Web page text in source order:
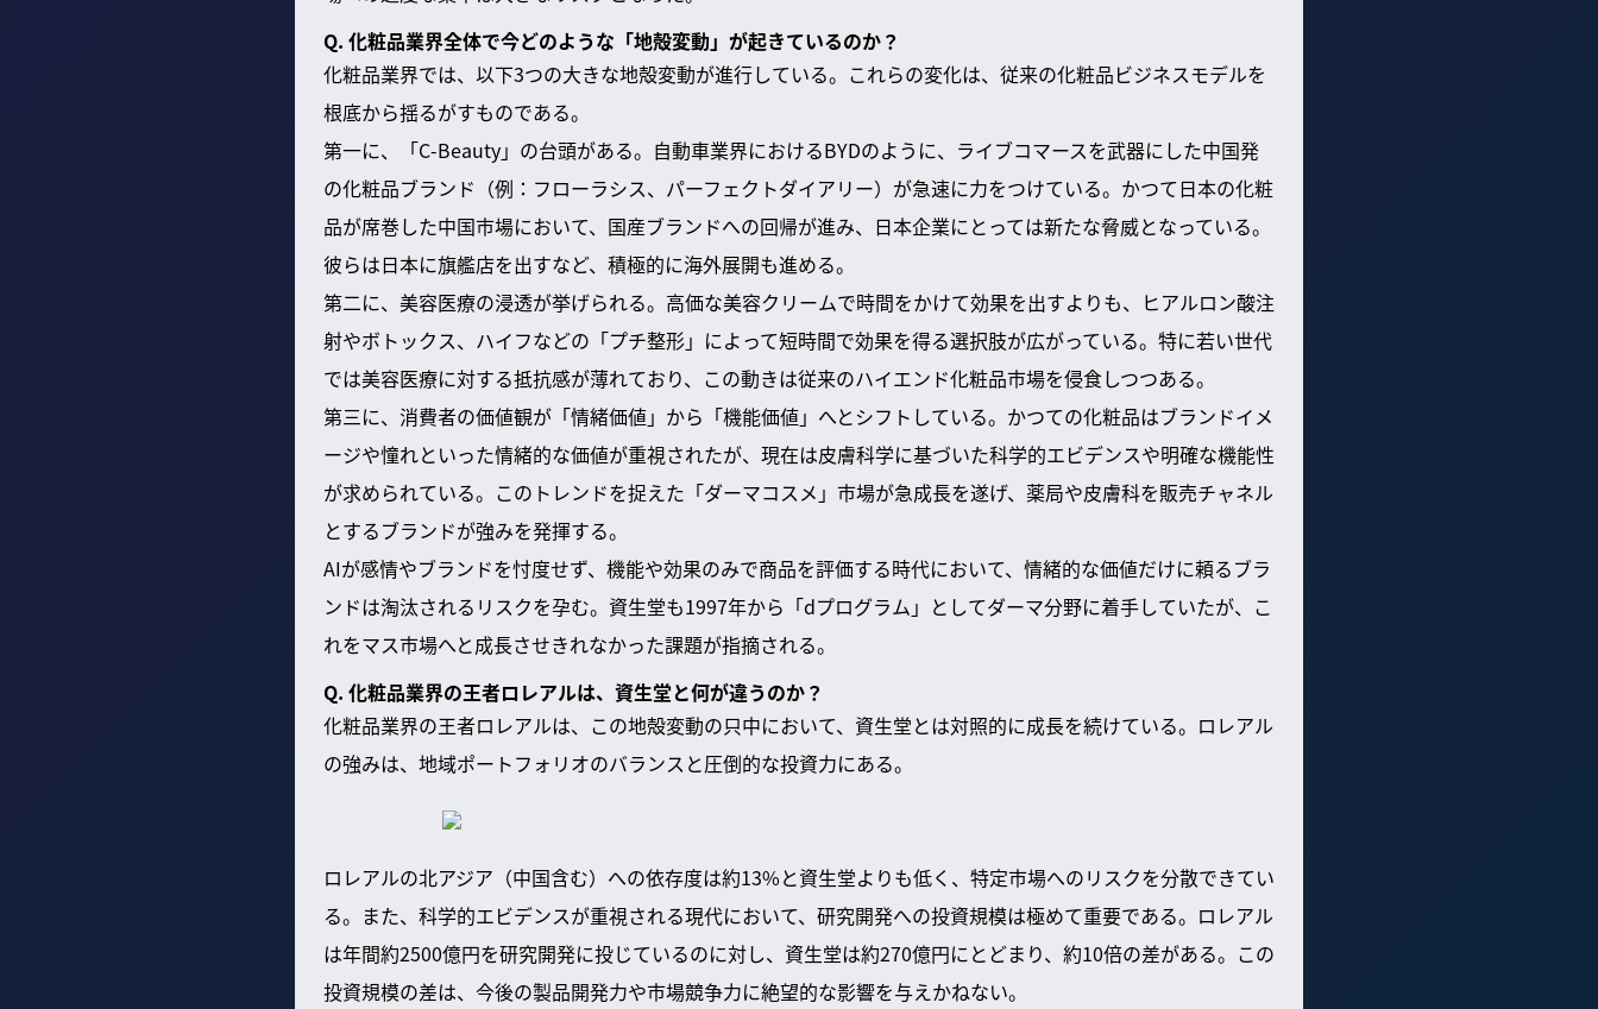
Q. 化粧品業界全体で今どのような「地殻変動」が起きているのか？
化粧品業界では、以下3つの大きな地殻変動が進行している。これらの変化は、従来の化粧品ビジネスモデルを
根底から揺るがすものである。
第一に、「C-Beauty」の台頭がある。自動車業界におけるBYDのように、ライブコマースを武器にした中国発
の化粧品ブランド（例：フローラシス、パーフェクトダイアリー）が急速に力をつけている。かつて日本の化粧
品が席巻した中国市場において、国産ブランドへの回帰が進み、日本企業にとっては新たな脅威となっている。
彼らは日本に旗艦店を出すなど、積極的に海外展開も進める。
第二に、美容医療の浸透が挙げられる。高価な美容クリームで時間をかけて効果を出すよりも、ヒアルロン酸注
射やボトックス、ハイフなどの「プチ整形」によって短時間で効果を得る選択肢が広がっている。特に若い世代
では美容医療に対する抵抗感が薄れており、この動きは従来のハイエンド化粧品市場を侵食しつつある。
第三に、消費者の価値観が「情緒価値」から「機能価値」へとシフトしている。かつての化粧品はブランドイメ
ージや憧れといった情緒的な価値が重視されたが、現在は皮膚科学に基づいた科学的エビデンスや明確な機能性
が求められている。このトレンドを捉えた「ダーマコスメ」市場が急成長を遂げ、薬局や皮膚科を販売チャネル
とするブランドが強みを発揮する。
AIが感情やブランドを忖度せず、機能や効果のみで商品を評価する時代において、情緒的な価値だけに頼るブラ
ンドは淘汰されるリスクを孕む。資生堂も1997年から「dプログラム」としてダーマ分野に着手していたが、こ
れをマス市場へと成長させきれなかった課題が指摘される。
Q. 化粧品業界の王者ロレアルは、資生堂と何が違うのか？
化粧品業界の王者ロレアルは、この地殻変動の只中において、資生堂とは対照的に成長を続けている。ロレアル
の強みは、地域ポートフォリオのバランスと圧倒的な投資力にある。
ロレアルの北アジア（中国含む）への依存度は約13%と資生堂よりも低く、特定市場へのリスクを分散できてい
る。また、科学的エビデンスが重視される現代において、研究開発への投資規模は極めて重要である。ロレアル
は年間約2500億円を研究開発に投じているのに対し、資生堂は約270億円にとどまり、約10倍の差がある。この
投資規模の差は、今後の製品開発力や市場競争力に絶望的な影響を与えかねない。